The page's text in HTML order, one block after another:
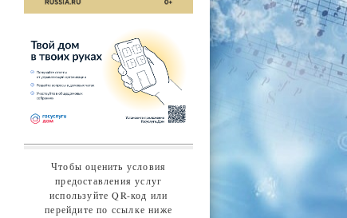
Чтобы оценить условия
предоставления услуг
используйте QR-код или
перейдите по ссылке ниже